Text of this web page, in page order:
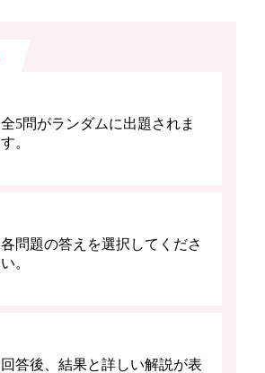
全5問がランダムに出題されま
す。
各問題の答えを選択してくださ
い。
回答後、結果と詳しい解説が表